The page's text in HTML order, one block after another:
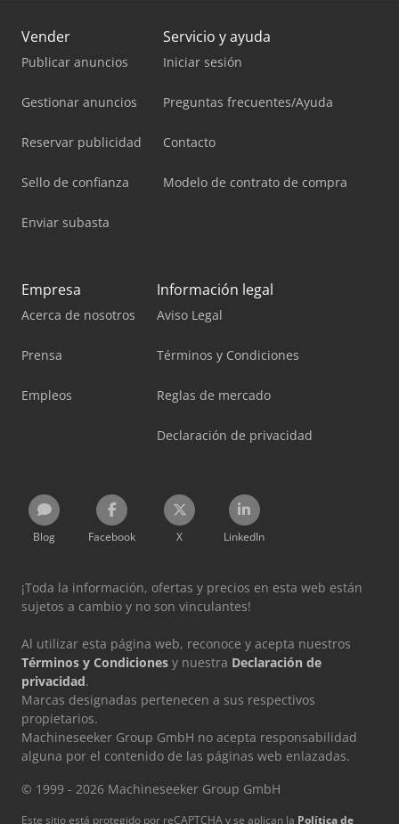
Vender
Publicar anuncios
Gestionar anuncios
Reservar publicidad
Sello de confianza
Enviar subasta
Servicio y ayuda
Iniciar sesión
Preguntas frecuentes/Ayuda
Contacto
Modelo de contrato de compra
Empresa
Acerca de nosotros
Prensa
Empleos
Información legal
Aviso Legal
Términos y Condiciones
Reglas de mercado
Declaración de privacidad
Blog Facebook X LinkedIn
¡Toda la información, ofertas y precios en esta web están
sujetos a cambio y no son vinculantes!
Al utilizar esta página web, reconoce y acepta nuestros
Términos y Condiciones y nuestra Declaración de
privacidad.
Marcas designadas pertenecen a sus respectivos
propietarios.
Machineseeker Group GmbH no acepta responsabilidad
alguna por el contenido de las páginas web enlazadas.
© 1999 - 2026 Machineseeker Group GmbH
Este sitio está protegido por reCAPTCHA y se aplican la Política de